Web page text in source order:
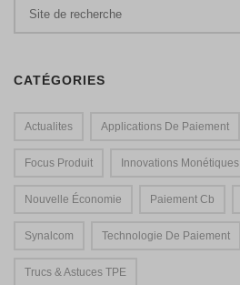
CATÉGORIES
Actualites Applications De Paiement
Focus Produit Innovations Monétiques
Nouvelle Économie Paiement Cb
Synalcom Technologie De Paiement
Trucs & Astuces TPE